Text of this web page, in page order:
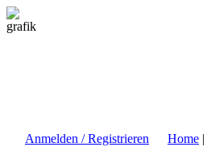
Anmelden / Registrieren Home |